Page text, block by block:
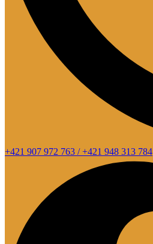
+421 907 972 763 / +421 948 313 784